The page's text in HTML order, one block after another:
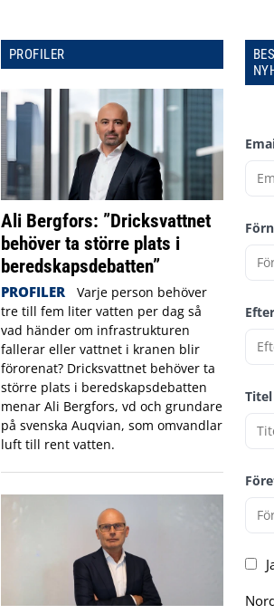
PROFILER
Ali Bergfors: ”Dricksvattnet
behöver ta större plats i
beredskapsdebatten”
PROFILER
Varje person behöver
tre till fem liter vatten per dag så
vad händer om infrastrukturen
fallerar eller vattnet i kranen blir
förorenat? Dricksvattnet behöver ta
större plats i beredskapsdebatten
menar Ali Bergfors, vd och grundare
på svenska Auqvian, som omvandlar
luft till rent vatten.
Titel